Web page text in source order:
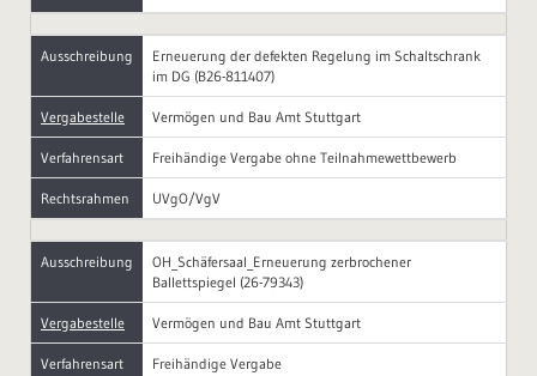
Ausschreibung
Erneuerung der defekten Regelung im Schaltschrank
im DG (B26-811407)
Vergabestelle Vermögen und Bau Amt Stuttgart
Verfahrensart Freihändige Vergabe ohne Teilnahmewettbewerb
Rechtsrahmen UVgO/VgV
Ausschreibung
OH_Schäfersaal_Erneuerung zerbrochener
Ballettspiegel (26-79343)
Vergabestelle Vermögen und Bau Amt Stuttgart
Verfahrensart Freihändige Vergabe